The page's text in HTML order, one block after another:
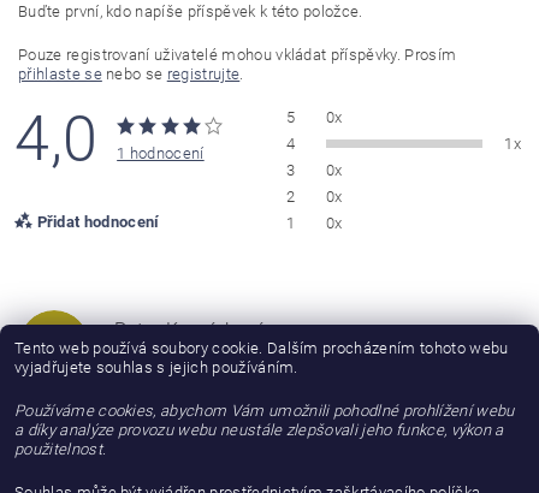
Buďte první, kdo napíše příspěvek k této položce.
Pouze registrovaní uživatelé mohou vkládat příspěvky. Prosím
přihlaste senebo se registrujte
4,0 1 hodnocení
Přidat hodnocení
5
0x
4
1x
3
0x
2
0x
1
0x
PK
Petra Komárková
| 29.1.2022
imitaci kůže.
Tento web používá soubory cookie. Dalším procházením tohoto webu
vyjadřujete souhlas s jejich používáním.
Používáme cookies, abychom Vám umožnili pohodlné prohlížení webu
a díky analýze provozu webu neustále zlepšovali jeho funkce, výkon a
použitelnost.